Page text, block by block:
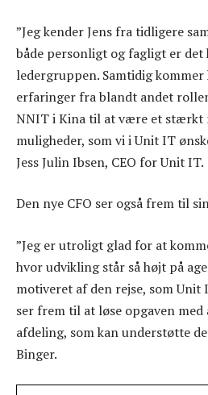
”Jeg kender Jens fra tidligere
både personligt og fagligt er
ledergruppen. Samtidig
erfaringer fra blandt andet
NNIT i Kina til at være et stærkt
muligheder, som vi i Unit IT
Jess Julin Ibsen, CEO for Unit IT.
Den nye CFO ser også frem til
”Jeg er utroligt glad for at
hvor udvikling står så højt på
motiveret af den rejse, som
ser frem til at løse opgaven
afdeling, som kan understøtte
Binger.